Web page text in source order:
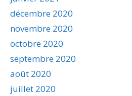
décembre 2020
novembre 2020
octobre 2020
septembre 2020
août 2020
juillet 2020